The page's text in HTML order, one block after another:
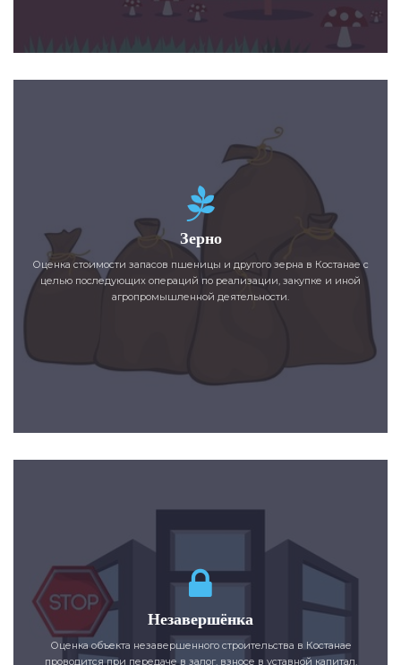
Зерно
Оценка стоимости запасов пшеницы и другого зерна в Костанае с
целью последующих операций по реализации, закупке и иной
агропромышленной деятельности.
Незавершёнка
Оценка объекта незавершенного строительства в Костанае
проводится при передаче в залог, взносе в уставной капитал,